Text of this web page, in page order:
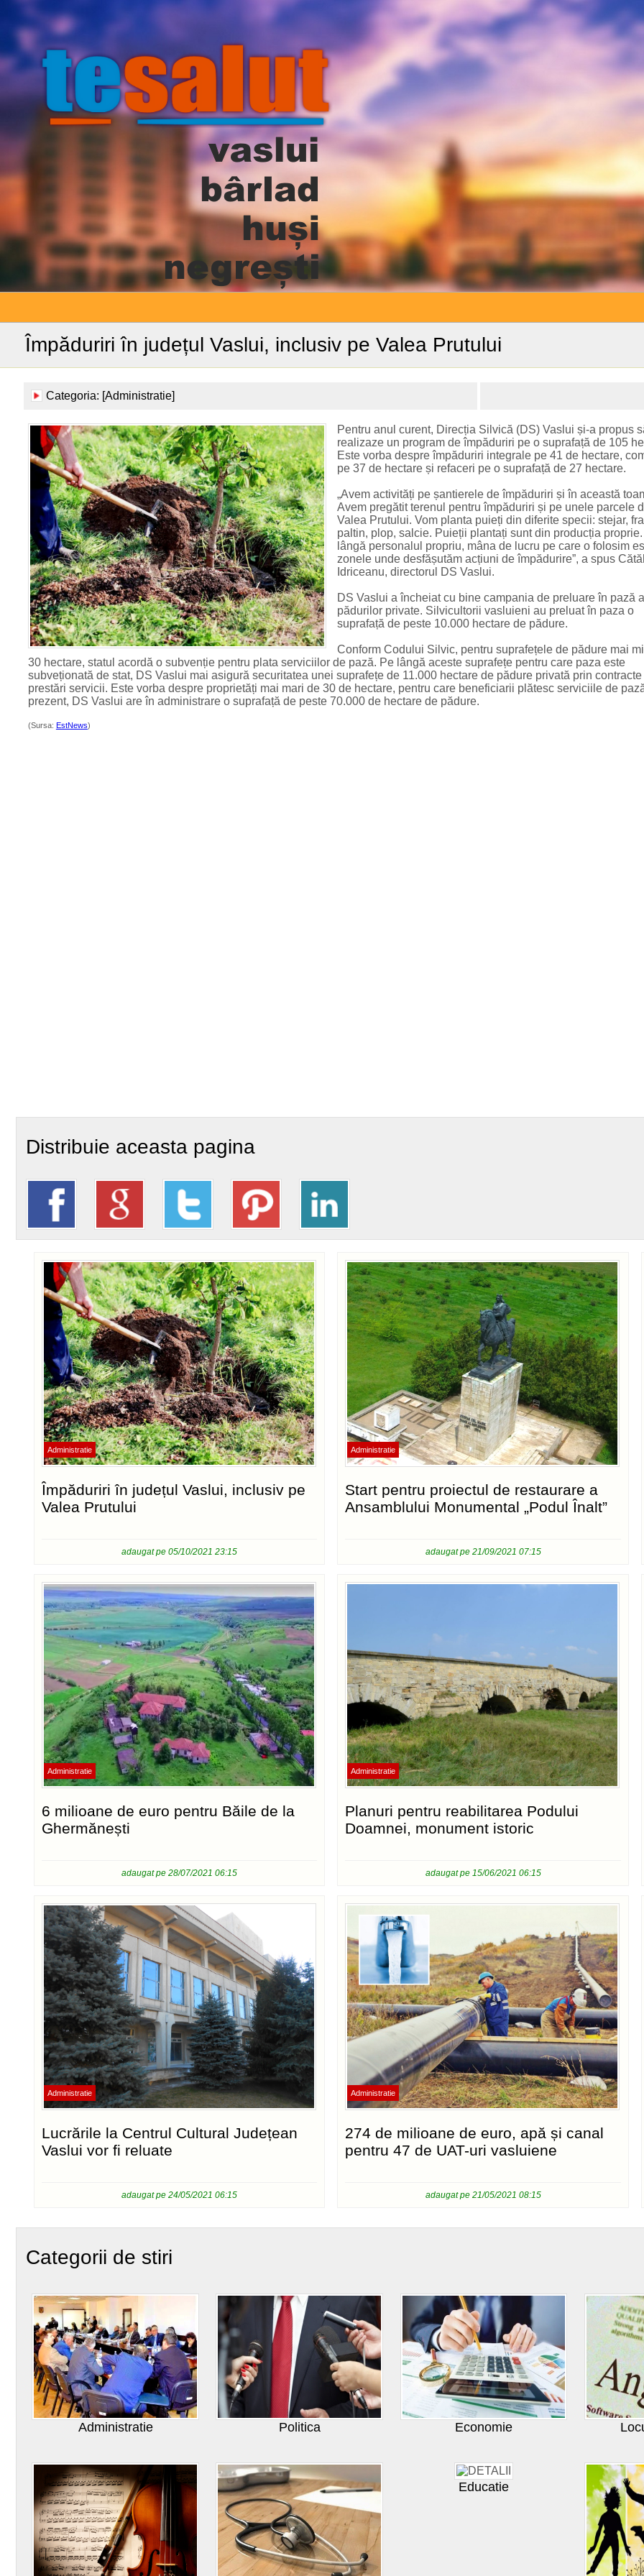
Împăduriri în județul Vaslui, inclusiv pe Valea Prutului
Categoria: [Administratie]
Pentru anul curent, Direcția Silvică (DS) Vaslui și-a propus
realizaze un program de împăduriri pe o suprafață de 105
Este vorba despre împăduriri integrale pe 41 de hectare,
pe 37 de hectare și refaceri pe o suprafață de 27 hectare.
„Avem activități pe șantierele de împăduriri și în această
Avem pregătit terenul pentru împăduriri și pe unele parcele
Valea Prutului. Vom planta puieți din diferite specii: stejar,
paltin, plop, salcie. Puieții plantați sunt din producția
lângă personalul propriu, mâna de lucru pe care o folosim
zonele unde desfășutăm acțiuni de împădurire”, a spus
Idriceanu, directorul DS Vaslui.
DS Vaslui a încheiat cu bine campania de preluare în pază a
pădurilor private. Silvicultorii vasluieni au preluat în paza o
suprafață de peste 10.000 hectare de pădure.
Conform Codului Silvic, pentru suprafețele de pădure mai
30 hectare, statul acordă o subvenție pentru plata serviciilor de pază. Pe lângă aceste suprafețe pentru care paza este
subveționată de stat, DS Vaslui mai asigură securitatea unei suprafețe de 11.000 hectare de pădure privată prin contracte
prestări servicii. Este vorba despre proprietăți mai mari de 30 de hectare, pentru care beneficiarii plătesc serviciile de
prezent, DS Vaslui are în administrare o suprafață de peste 70.000 de hectare de pădure.
(Sursa: EstNews)
Distribuie aceasta pagina
Administratie
Împăduriri în județul Vaslui, inclusiv pe
Valea Prutului
adaugat pe 05/10/2021 23:15
Administratie
Start pentru proiectul de restaurare a
Ansamblului Monumental „Podul Înalt”
adaugat pe 21/09/2021 07:15
Administratie
6 milioane de euro pentru Băile de la
Ghermănești
adaugat pe 28/07/2021 06:15
Administratie
Planuri pentru reabilitarea Podului
Doamnei, monument istoric
adaugat pe 15/06/2021 06:15
Administratie
Lucrările la Centrul Cultural Județean
Vaslui vor fi reluate
adaugat pe 24/05/2021 06:15
Administratie
274 de milioane de euro, apă și canal
pentru 47 de UAT-uri vasluiene
adaugat pe 21/05/2021 08:15
Categorii de stiri
Administratie Politica Economie
Educatie